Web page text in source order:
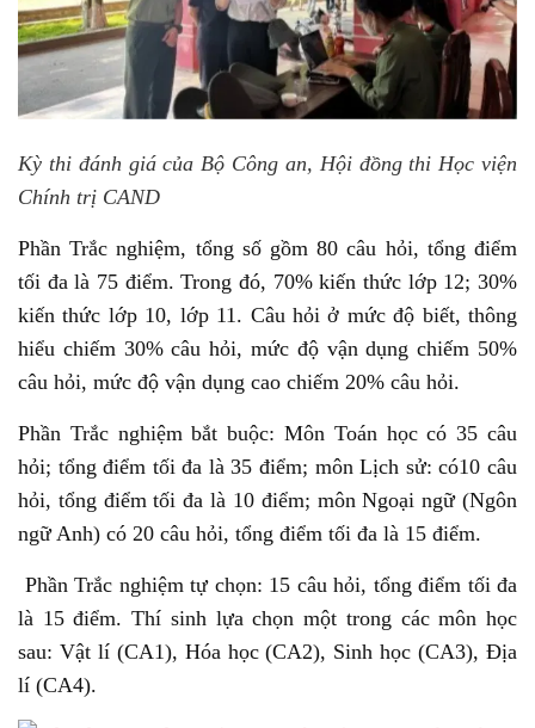
Kỳ thi đánh giá của Bộ Công an, Hội đồng thi Học viện
Chính trị CAND
Phần Trắc nghiệm, tổng số gồm 80 câu hỏi, tổng điểm
tối đa là 75 điểm. Trong đó, 70% kiến thức lớp 12; 30%
kiến thức lớp 10, lớp 11. Câu hỏi ở mức độ biết, thông
hiểu chiếm 30% câu hỏi, mức độ vận dụng chiếm 50%
câu hỏi, mức độ vận dụng cao chiếm 20% câu hỏi.
Phần Trắc nghiệm bắt buộc: Môn Toán học có 35 câu
hỏi; tổng điểm tối đa là 35 điểm; môn Lịch sử: có10 câu
hỏi, tổng điểm tối đa là 10 điểm; môn Ngoại ngữ (Ngôn
ngữ Anh) có 20 câu hỏi, tổng điểm tối đa là 15 điểm.
Phần Trắc nghiệm tự chọn: 15 câu hỏi, tổng điểm tối đa
là 15 điểm. Thí sinh lựa chọn một trong các môn học
sau: Vật lí (CA1), Hóa học (CA2), Sinh học (CA3), Địa
lí (CA4).